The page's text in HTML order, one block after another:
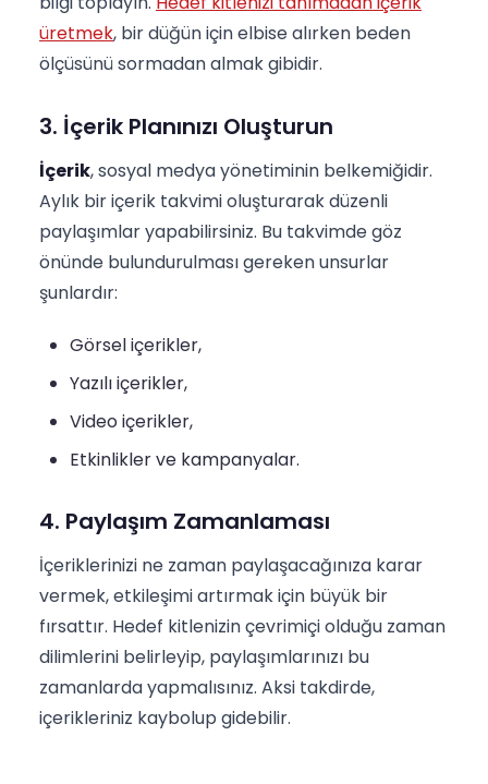
üretmek, bir düğün için elbise alırken beden
ölçüsünü sormadan almak gibidir.
3. İçerik Planınızı Oluşturun
İçerik, sosyal medya yönetiminin belkemiğidir.
Aylık bir içerik takvimi oluşturarak düzenli
paylaşımlar yapabilirsiniz. Bu takvimde göz
önünde bulundurulması gereken unsurlar
şunlardır:
Görsel içerikler,
Yazılı içerikler,
Video içerikler,
Etkinlikler ve kampanyalar.
4. Paylaşım Zamanlaması
İçeriklerinizi ne zaman paylaşacağınıza karar
vermek, etkileşimi artırmak için büyük bir
fırsattır. Hedef kitlenizin çevrimiçi olduğu zaman
dilimlerini belirleyip, paylaşımlarınızı bu
zamanlarda yapmalısınız. Aksi takdirde,
içerikleriniz kaybolup gidebilir.